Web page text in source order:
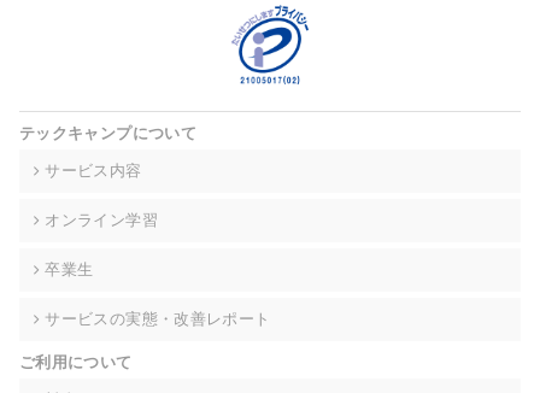
者等に提供することがあります。
当社は事業運営上、前項利用目的の範囲に限って個人情報を外
高い委託先を選定し、個人情報の適正管理・機密保持について
個人情報の開示等(利用目的の通知、開示、内容の訂正・追加・
て、下記の当社問合わせ窓口に申し出ることができます。その
的な期間内に対応いたします。ただし、申請が本人確認が不可
により、ご希望に添えない場合があります。 なお、アクセスロ
テックキャンプについて
サービス内容
オンライン学習
卒業生
サービスの実態・改善レポート
ご利用について